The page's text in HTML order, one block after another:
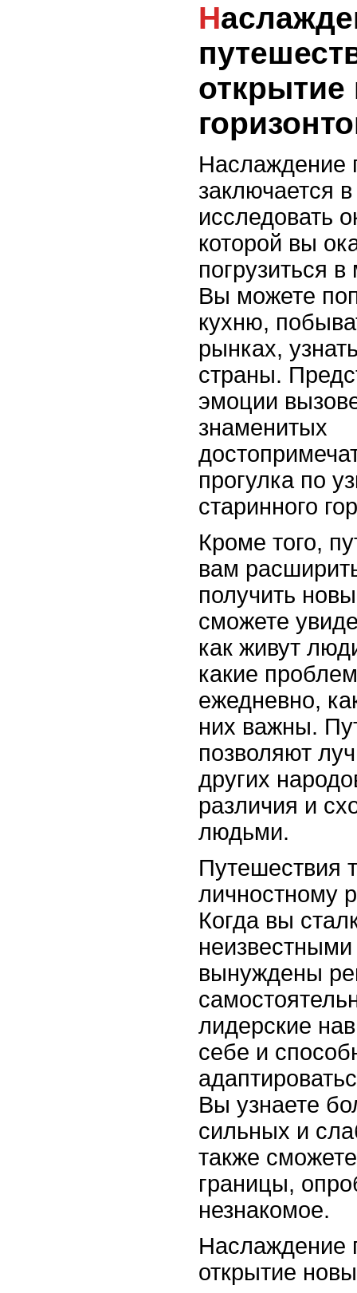
Наслаждение
Наслаждение
заключается
исследовать
которой вы
погрузиться
Вы можете
кухню,
рынках,
страны.
эмоции
знаменитых
прогулка по
старинного
Кроме того,
вам
получить
сможете
как живут
какие
ежедневно,
них важны.
позволяют
других
различия и
людьми.
Путешествия
личностному
Когда вы
вынуждены
лидерские
себе и
Вы узнаете
сильных и
также
границы,
незнакомое.
Наслаждение
открытие